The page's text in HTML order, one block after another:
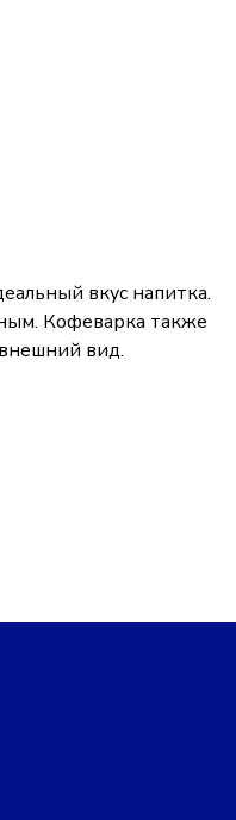
вкус напитка.
Кофеварка также
вид.